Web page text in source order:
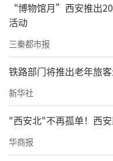
“博物馆月”西安推出
活动
三秦都市报
铁路部门将推出老年旅
新华社
"西安北"不再孤单！西
华商报